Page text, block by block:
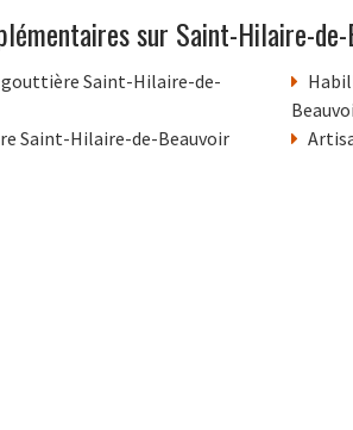
sur Saint-Hilaire-de-
Saint-Hilaire-de-
Saint-Hilaire-de-Beauvoir